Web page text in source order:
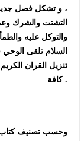
، و تشكل فصل جديد
التشتت والشرك
والتوكل عليه
تنزيل القران
كافة .